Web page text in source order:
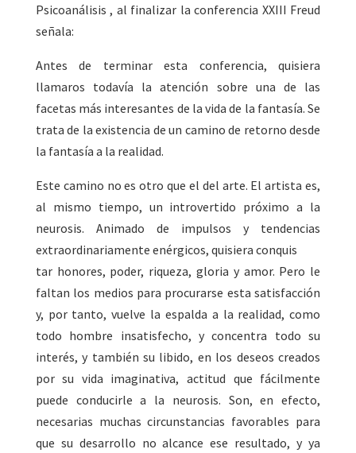
Psicoanálisis , al finalizar la conferencia XXIII Freud
señala:
Antes de terminar esta conferencia, quisiera
llamaros todavía la atención sobre una de las
facetas más interesantes de la vida de la fantasía. Se
trata de la existencia de un camino de retorno desde
la fantasía a la realidad.
Este camino no es otro que el del arte. El artista es,
al mismo tiempo, un introvertido próximo a la
neurosis. Animado de impulsos y tendencias
extraordinariamente enérgicos, quisiera conquis
tar honores, poder, riqueza, gloria y amor. Pero le
faltan los medios para procurarse esta satisfacción
y, por tanto, vuelve la espalda a la realidad, como
todo hombre insatisfecho, y concentra todo su
interés, y también su libido, en los deseos creados
por su vida imaginativa, actitud que fácilmente
puede conducirle a la neurosis. Son, en efecto,
necesarias muchas circunstancias favorables para
que su desarrollo no alcance ese resultado, y ya